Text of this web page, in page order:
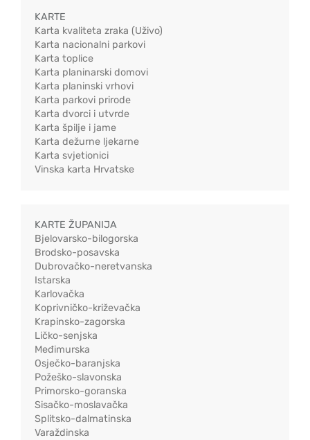
KARTE
Karta kvaliteta zraka (Uživo)
Karta nacionalni parkovi
Karta toplice
Karta planinarski domovi
Karta planinski vrhovi
Karta parkovi prirode
Karta dvorci i utvrde
Karta špilje i jame
Karta dežurne ljekarne
Karta svjetionici
Vinska karta Hrvatske
KARTE ŽUPANIJA
Bjelovarsko-bilogorska
Brodsko-posavska
Dubrovačko-neretvanska
Istarska
Karlovačka
Koprivničko-križevačka
Krapinsko-zagorska
Ličko-senjska
Međimurska
Osječko-baranjska
Požeško-slavonska
Primorsko-goranska
Sisačko-moslavačka
Splitsko-dalmatinska
Varaždinska